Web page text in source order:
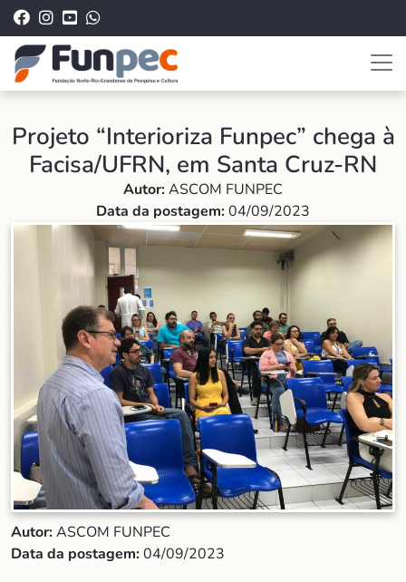
Projeto “Interioriza Funpec” chega à
Facisa/UFRN, em Santa Cruz-RN
Autor:ASCOM FUNPEC
Data da postagem:04/09/2023
Autor:ASCOM FUNPEC
Data da postagem:04/09/2023